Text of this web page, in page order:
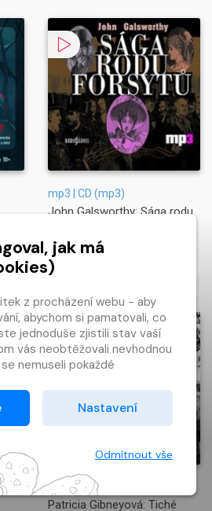
mp3 | CD (mp3)
John Galsworthy: Sága rodu
249 Kč
radiokarta | mp3
Patricia Gibneyová: Tiché
jak má
z procházení webu - aby
abychom si pamatovali, co
jednoduše zjistili stav vaší
vás neobtěžovali nevhodnou
nemuseli pokaždé
souhlas se
cookies
ho dáte a pomůžete nám tak
Nastavení
Odmítnout vše